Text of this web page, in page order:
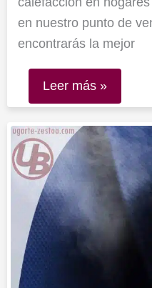
en nuestro punto de
encontrarás la mejor
Leer más »
Plancha
vertical
Solac
PC1500
Niagara